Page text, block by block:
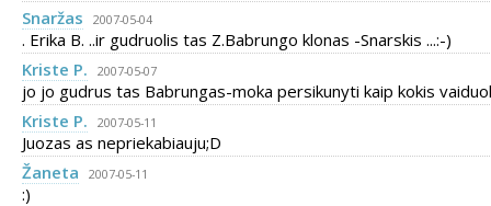
Snaržas
2007-05-04
. Erika B. ..ir gudruolis tas Z.Babrungo klonas -Snarskis ...:-)
Kriste P.
2007-05-07
jo jo gudrus tas Babrungas-moka persikunyti kaip kokis
Kriste P.
2007-05-11
Juozas as nepriekabiauju;D
Žaneta
2007-05-11
:)